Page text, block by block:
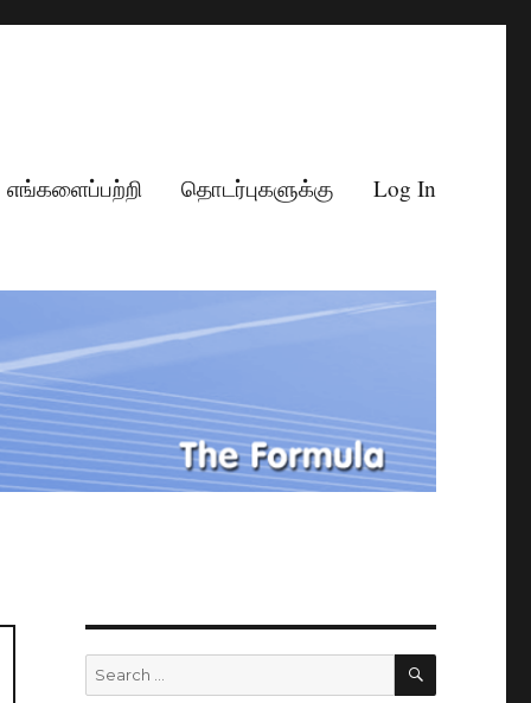
எங்களைப்பற்றி தொடர்புகளுக்கு Log In
Search
for:
SEARCH